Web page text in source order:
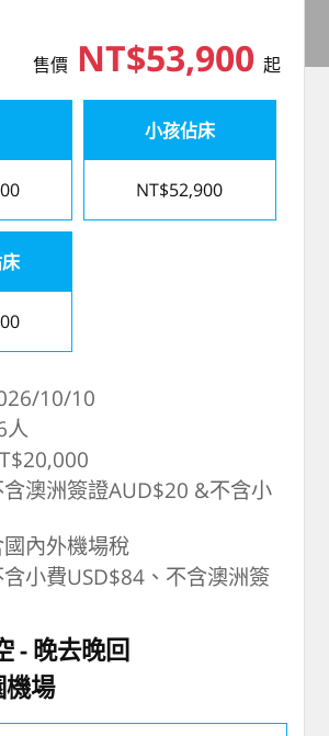
售價NT$53,900 起
小孩佔床
NT$52,900
10/10
人
澳洲簽證AUD$20 &不含小
內外機場稅
小費USD$84、不含澳洲簽
晚去晚回
機場